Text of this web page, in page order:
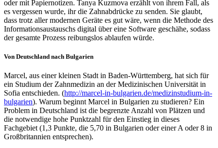
oder mit Papiernotizen. Tanya Kuzmova erzählt von ihrem Fall, als
es vergessen wurde, ihr die Zahnabdrücke zu senden. Sie glaubt,
dass trotz aller modernen Geräte es gut wäre, wenn die Methode des
Informationsaustauschs digital über eine Software geschähe, sodass
der gesamte Prozess reibungslos ablaufen würde.
Von Deutschland nach Bulgarien
Marcel, aus einer kleinen Stadt in Baden-Württemberg, hat sich für
ein Studium der Zahnmedizin an der Medizinischen Universität in
Sofia entschieden. (http://marcel-in-bulgarien.de/medizinstudium-in-
bulgarien). Warum beginnt Marcel in Bulgarien zu studieren? Ein
Problem in Deutschland ist die begrenzte Anzahl von Plätzen und
die notwendige hohe Punktzahl für den Einstieg in dieses
Fachgebiet (1,3 Punkte, die 5,70 in Bulgarien oder einer A oder 8 in
Großbritannien entsprechen).